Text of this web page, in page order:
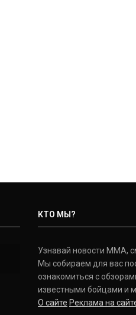
КТО МЫ?
Узнавай новости ММА,
Мы собираем для вас
ознакомиться с
известными бойцами и
О сайте Реклама на